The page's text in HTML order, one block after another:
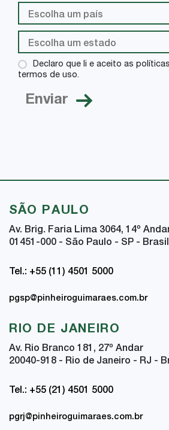
Declaro que li e aceito as
termos de uso.
SÃO PAULO
Av. Brig. Faria Lima 3064, 14º
01451-000 - São Paulo - SP - Brasil
Tel.: +55 (11) 4501 5000
pgsp@pinheiroguimaraes.com.br
RIO DE JANEIRO
Av. Rio Branco 181, 27º Andar
20040-918 - Rio de Janeiro - RJ -
Tel.: +55 (21) 4501 5000
pgrj@pinheiroguimaraes.com.br